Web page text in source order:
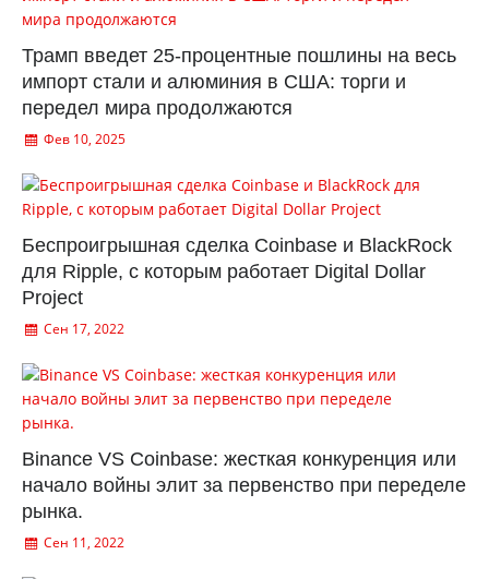
Трамп введет 25-процентные пошлины на весь
импорт стали и алюминия в США: торги и
передел мира продолжаются
Фев 10, 2025
Беспроигрышная сделка Coinbase и BlackRock
для Ripple, с которым работает Digital Dollar
Project
Сен 17, 2022
Binance VS Coinbase: жесткая конкуренция или
начало войны элит за первенство при переделе
рынка.
Сен 11, 2022